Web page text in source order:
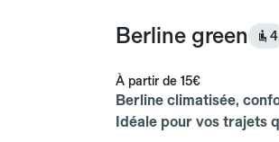
Berline green 4
À partir de 15€
Berline climatisée,
Idéale pour vos trajets